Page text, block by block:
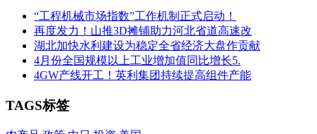
“工程机械市场指数”工作机制正式启动！
再度发力！山推3D摊铺助力河北省道高速改
湖北加快水利建设为稳定全省经济大盘作贡献
4月份全国规模以上工业增加值同比增长5.
4GW产线开工！英利集团持续提高组件产能
TAGS标签